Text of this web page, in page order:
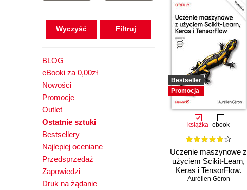
Wyczyść
BLOG
eBooki za 0,00zł
Nowości
Promocje
Outlet
Ostatnie sztuki
Bestsellery
Najlepiej oceniane
Przedsprzedaż
Zapowiedzi
Druk na żądanie
Bestseller
Promocja
książka ebook
Uczenie maszynowe z
użyciem Scikit-Learn,
Keras i TensorFlow.
Wydanie III
Aurélien Géron